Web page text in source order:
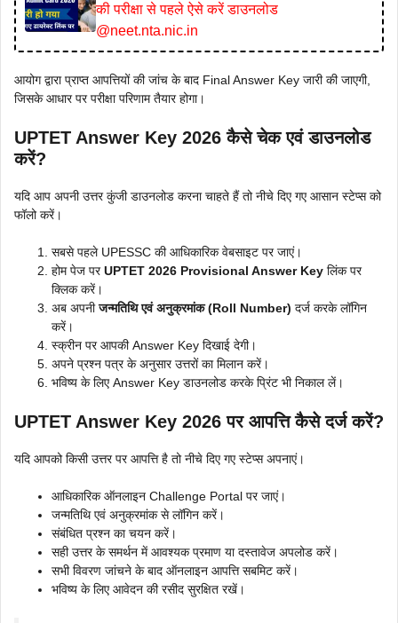
की परीक्षा से पहले ऐसे करें डाउनलोड
@neet.nta.nic.in
आयोग द्वारा प्राप्त आपत्तियों की जांच के बाद Final Answer Key जारी की जाएगी,
जिसके आधार पर परीक्षा परिणाम तैयार होगा।
UPTET Answer Key 2026 कैसे चेक एवं डाउनलोड
करें?
यदि आप अपनी उत्तर कुंजी डाउनलोड करना चाहते हैं तो नीचे दिए गए आसान स्टेप्स को
फॉलो करें।
सबसे पहले UPESSC की आधिकारिक वेबसाइट पर जाएं।
होम पेज परUPTET 2026 Provisional Answer Key लिंक पर
क्लिक करें।
अब अपनीजन्मतिथि एवं अनुक्रमांक (Roll Number) दर्ज करके लॉगिन
करें।
स्क्रीन पर आपकी Answer Key दिखाई देगी।
अपने प्रश्न पत्र के अनुसार उत्तरों का मिलान करें।
भविष्य के लिए Answer Key डाउनलोड करके प्रिंट भी निकाल लें।
UPTET Answer Key 2026 पर आपत्ति कैसे दर्ज करें?
यदि आपको किसी उत्तर पर आपत्ति है तो नीचे दिए गए स्टेप्स अपनाएं।
आधिकारिक ऑनलाइन Challenge Portal पर जाएं।
जन्मतिथि एवं अनुक्रमांक से लॉगिन करें।
संबंधित प्रश्न का चयन करें।
सही उत्तर के समर्थन में आवश्यक प्रमाण या दस्तावेज अपलोड करें।
सभी विवरण जांचने के बाद ऑनलाइन आपत्ति सबमिट करें।
भविष्य के लिए आवेदन की रसीद सुरक्षित रखें।